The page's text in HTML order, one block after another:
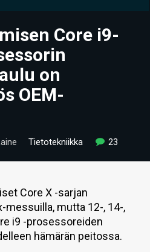
Core i9-
on
OEM-
Tietotekniikka 23
Core X -sarjan
mutta 12-, 14-,
i9 -prosessoreiden
hämärän peitossa.